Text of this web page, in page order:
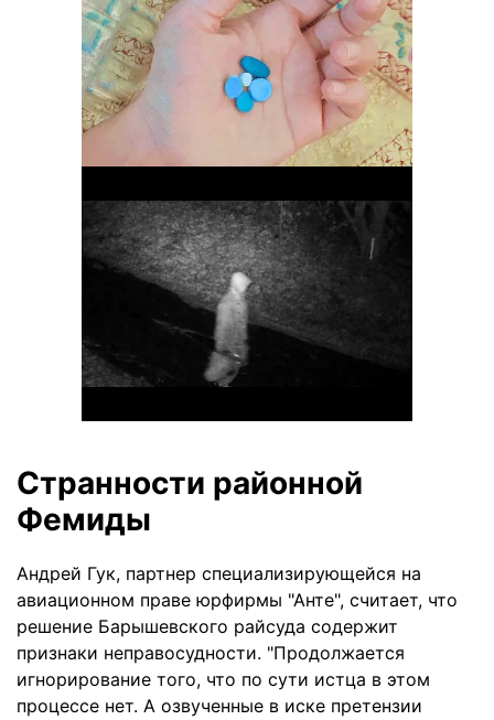
Странности районной
Фемиды
Андрей Гук, партнер специализирующейся на
авиационном праве юрфирмы "Анте", считает, что
решение Барышевского райсуда содержит
признаки неправосудности. "Продолжается
игнорирование того, что по сути истца в этом
процессе нет. А озвученные в иске претензии